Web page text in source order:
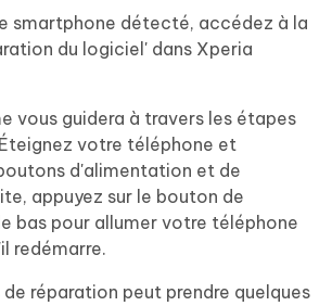
smartphone détecté, accédez à la
du logiciel' dans Xperia
vous guidera à travers les étapes
votre téléphone et
d'alimentation et de
appuyez sur le bouton de
bas pour allumer votre téléphone
redémarre.
de réparation peut prendre quelques